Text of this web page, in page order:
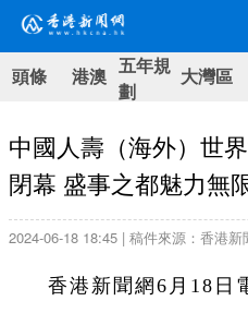
頭條 港澳 五年規
劃
大灣區
中國人壽（海外）世
閉幕 盛事之都魅力無
2024-06-18 18:45 | 稿件來源：香港新
香港新聞網6月18